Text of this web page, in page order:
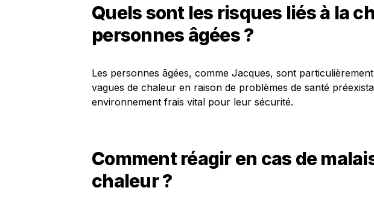
Quels sont les risques liés à la
personnes âgées ?
Les personnes âgées, comme Jacques, sont
vagues de chaleur en raison de problèmes de santé
environnement frais vital pour leur sécurité.
Comment réagir en cas de
chaleur ?